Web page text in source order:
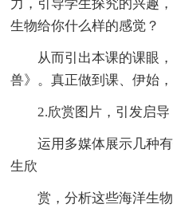
力，引导学生探究的兴趣
生物给你什么样的感觉？
从而引出本课的课眼，
兽》。真正做到课、伊始，
2.欣赏图片，引发启导
运用多媒体展示几种有
生欣
赏，分析这些海洋生物